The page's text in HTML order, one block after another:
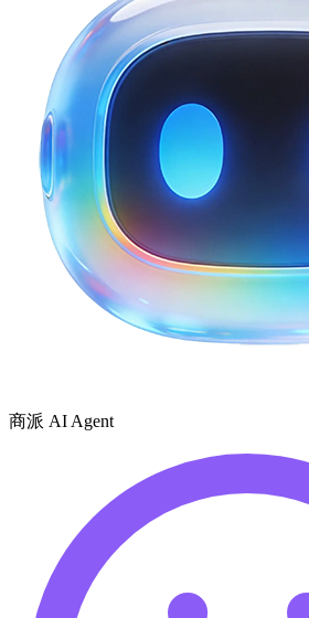
商派 AI Agent